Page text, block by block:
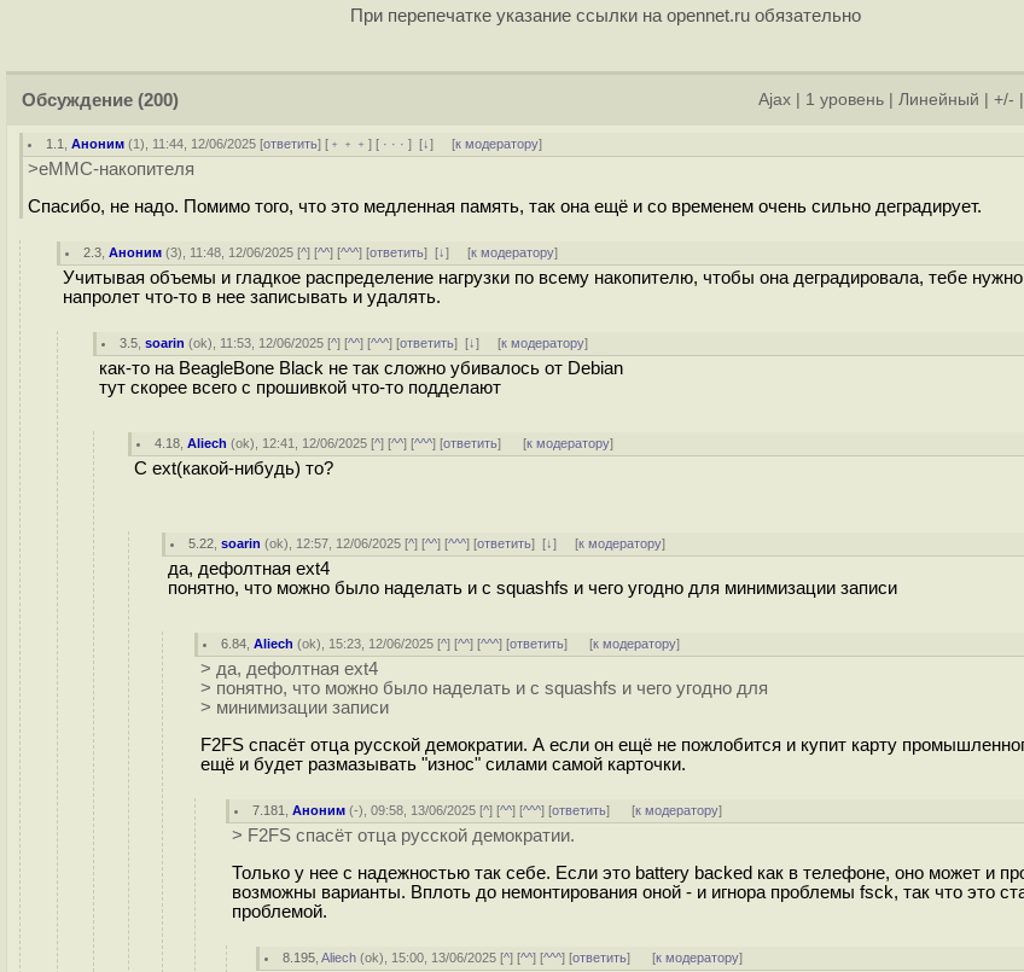
При перепечатке указание ссылки на opennet.ru обязательно
Обсуждение (200) Ajax 1 уровень Линейный +/-
1.1 ,Аноним (1), 11:44, 12/06/2025 [ответить] [ ﹢﹢﹢] [ · · ·][↓] [к модератору]
>eMMC-накопителя
Спасибо, не надо. Помимо того, что это медленная память, так она ещё и со временем очень сильно деградирует.
2.3 ,Аноним (3), 11:48, 12/06/2025 [^] [^^] [^^^] [ответить][↓] [к модератору]
Учитывая объемы и гладкое распределение нагрузки по всему накопителю, чтобы она деградировала, тебе
напролет что-то в нее записывать и удалять.
3.5 ,soarin (ok), 11:53, 12/06/2025 [^] [^^] [^^^] [ответить][↓] [к модератору]
как-то на BeagleBone Black не так сложно убивалось от Debian
тут скорее всего с прошивкой что-то подделают
4.18 ,Aliech (ok), 12:41, 12/06/2025 [^] [^^] [^^^] [ответить] [к модератору]
С ext(какой-нибудь) то?
5.22 ,soarin (ok), 12:57, 12/06/2025 [^] [^^] [^^^] [ответить][↓] [к модератору]
да, дефолтная ext4
понятно, что можно было наделать и с squashfs и чего угодно для минимизации записи
6.84 ,Aliech (ok), 15:23, 12/06/2025 [^] [^^] [^^^] [ответить] [к модератору]
> да, дефолтная ext4
> понятно, что можно было наделать и с squashfs и чего угодно для
> минимизации записи
F2FS спасёт отца русской демократии. А если он ещё не пожлобится и купит карту
ещё и будет размазывать "износ" силами самой карточки.
7.181 ,Аноним (-), 09:58, 13/06/2025 [^] [^^] [^^^] [ответить] [к модератору]
> F2FS спасёт отца русской демократии.
Только у нее с надежностью так себе. Если это battery backed как в телефоне, оно может и
возможны варианты. Вплоть до немонтирования оной - и игнора проблемы fsck, так что это
проблемой.
8.195 ,Aliech (ok), 15:00, 13/06/2025 [^] [^^] [^^^] [ответить] [к модератору]